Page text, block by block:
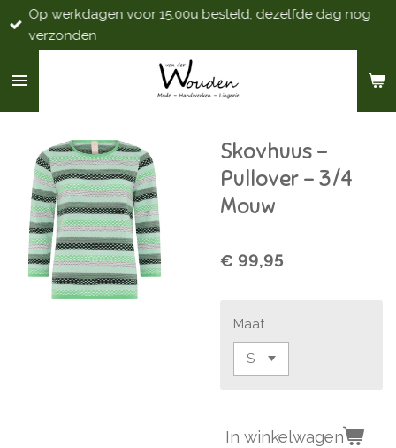
Ga
direct
de
Op werkdagen voor 15:00u besteld, dezelfde dag nog
verzonden
Skovhuus -
Pullover - 3/4
Mouw
€ 99,95
Maat
In winkelwagen